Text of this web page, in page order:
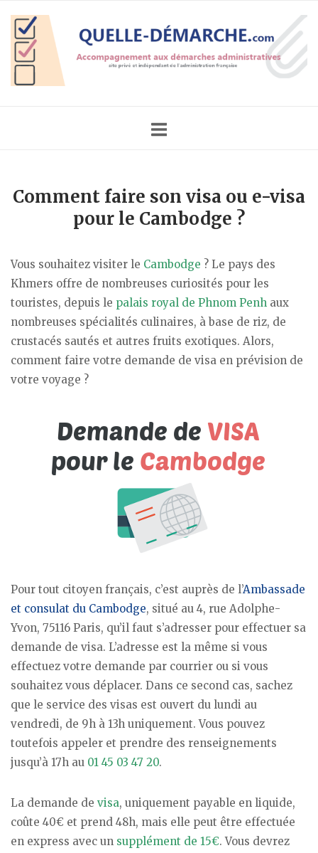
content
Home
Comment faire son visa ou e-visa
pour le Cambodge ?
Vous souhaitez visiter le Cambodge ? Le pays des
Khmers offre de nombreuses curiosités pour les
touristes, depuis le palais royal de Phnom Penh aux
nombreuses spécialités culinaires, à base de riz, de
crustacés sautés et autres fruits exotiques. Alors,
comment faire votre demande de visa en prévision de
votre voyage ?
Pour tout citoyen français, c’est auprès de l’Ambassade
et consulat du Cambodge, situé au 4, rue Adolphe-
Yvon, 75116 Paris, qu’il faut s’adresser pour effectuer sa
demande de visa. L’adresse est la même si vous
effectuez votre demande par courrier ou si vous
souhaitez vous déplacer. Dans ce second cas, sachez
que le service des visas est ouvert du lundi au
vendredi, de 9h à 13h uniquement. Vous pouvez
toutefois appeler et prendre des renseignements
jusqu’à 17h au 01 45 03 47 20.
La demande de visa, uniquement payable en liquide,
coûte 40€ et prend 48h, mais elle peut être effectuée
en express avec un supplément de 15€. Vous devrez